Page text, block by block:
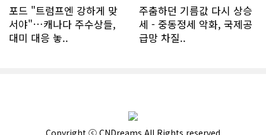
에는 크게 늘어 하루 평균 11명에 달해
60% 증가했는데 (년간 4천명) 신규 가
입자의 절반 정도는 타주에서 이주를 검
토하고 있거나 갓 이주한 회원들로 나타
서 앞선 것으로 평가된다. 그 동안 본지
웹사이트에서는 인쇄매체를 고려해 기사
포드 "트럼프엔 강하게 맞
서야"…캐나다 주수상들,
대미 대응 놓..
주춤하던 기름값 다시 상승
세 - 중동정세 악화, 국제공
급망 차질..
Copyright ⓒ CNDreams All Rights reserved